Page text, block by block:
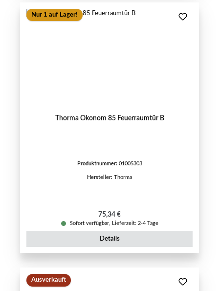
Nur 1 auf Lager!
Thorma Ökonom 85 Feuerraumtür B
Produktnummer: 01005303
Hersteller: Thorma
Regulärer Preis:
75,34 €
Sofort verfügbar, Lieferzeit: 2-4 Tage
Details
Ausverkauft